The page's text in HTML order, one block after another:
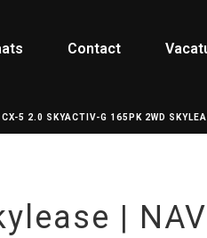
Contact
5 2.0 SKYACTIV-G 165PK 2WD
|